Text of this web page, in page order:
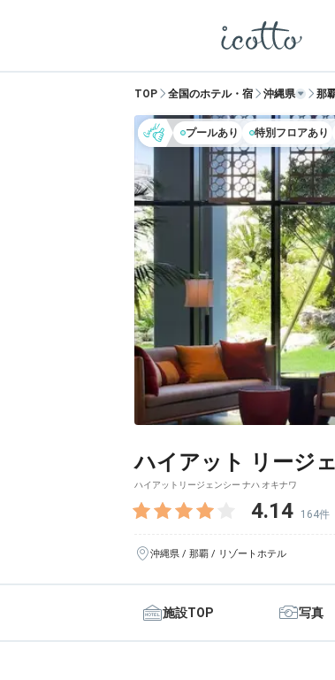
TOP 全国のホテル・宿 沖縄県 那
プールあり 特別フロアあり
ハイアット リージ
ハイアットリージェンシー ナハ オキナワ
4.14 164件
沖縄県 / 那覇 / リゾートホテル
施設TOP 写真